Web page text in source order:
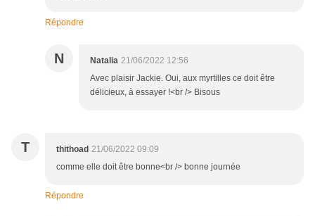
Répondre
N Natalia 21/06/2022 12:56
Avec plaisir Jackie. Oui, aux myrtilles ce doit être
délicieux, à essayer !<br /> Bisous
T thithoad 21/06/2022 09:09
comme elle doit être bonne<br /> bonne journée
Répondre